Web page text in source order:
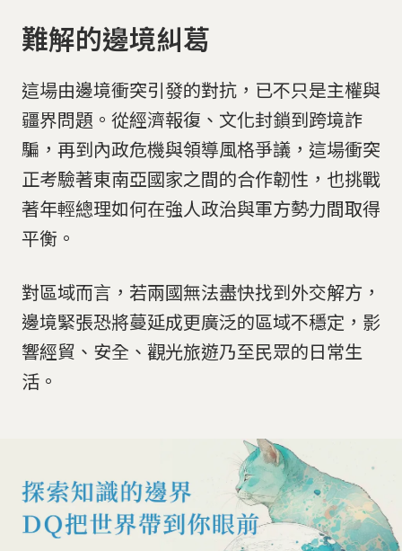
難解的邊境糾葛
這場由邊境衝突引發的對抗，已不只是主權與
疆界問題。從經濟報復、文化封鎖到跨境詐
騙，再到內政危機與領導風格爭議，這場衝突
正考驗著東南亞國家之間的合作韌性，也挑戰
著年輕總理如何在強人政治與軍方勢力間取得
平衡。
對區域而言，若兩國無法盡快找到外交解方，
邊境緊張恐將蔓延成更廣泛的區域不穩定，影
響經貿、安全、觀光旅遊乃至民眾的日常生
活。